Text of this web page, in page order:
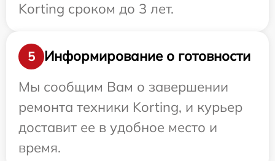
Korting сроком до 3 лет.
5
Информирование о готовности
Мы сообщим Вам о завершении
ремонта техники Korting, и курьер
доставит ее в удобное место и
время.